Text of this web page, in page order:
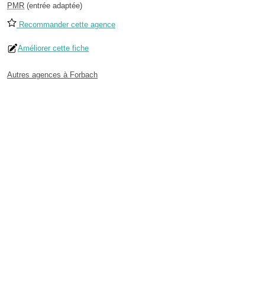
PMR (entrée adaptée)
Recommander cette agence
Améliorer cette fiche
Autres agences à Forbach